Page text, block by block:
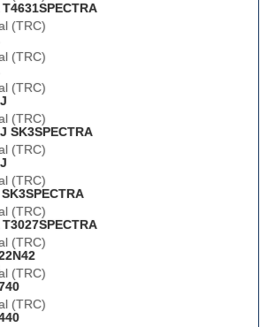
(TRC)
(TRC)
(TRC)
(TRC)
SK3SPECTRA
(TRC)
(TRC)
(TRC)
(TRC)
(TRC)
(TRC)